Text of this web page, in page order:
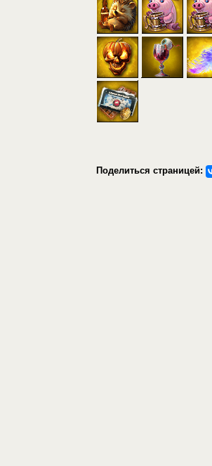
Поделиться страницей: